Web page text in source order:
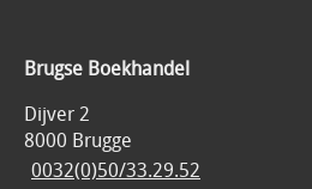
Brugse Boekhandel
Dijver 2
8000 Brugge
0032(0)50/33.29.52